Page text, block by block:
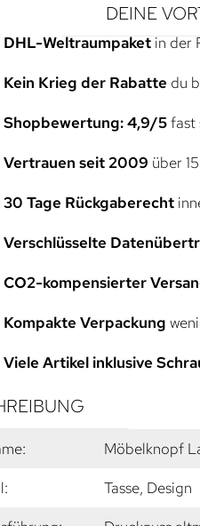
DEINE
DHL-Weltraumpaketin der
Kein Krieg der Rabatte du
Shopbewertung: 4,9/5fast
Vertrauen seit 2009 über
30 Tage Rückgaberecht
Verschlüsselte
CO2-kompensierter
Kompakte Verpackung
Viele Artikel inklusive
Möbelknopf
Tasse, Design